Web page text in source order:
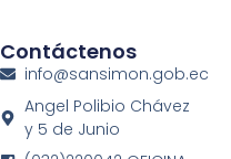
Contáctenos
info@sansimon.gob.ec
Angel Polibio Chávez
y 5 de Junio